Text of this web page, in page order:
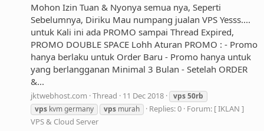
Mohon Izin Tuan & Nyonya semua nya, Seperti
Sebelumnya, Diriku Mau numpang jualan VPS Yesss....
untuk Kali ini ada PROMO sampai Thread Expired,
PROMO DOUBLE SPACE Lohh Aturan PROMO : - Promo
hanya berlaku untuk Order Baru - Promo hanya untuk
yang berlangganan Minimal 3 Bulan - Setelah ORDER
&...
jktwebhost.com Thread 11 Dec 2018 vps50rb
vps kvm germany vps murah Replies: 0 Forum: [ IKLAN ]
VPS & Cloud Server